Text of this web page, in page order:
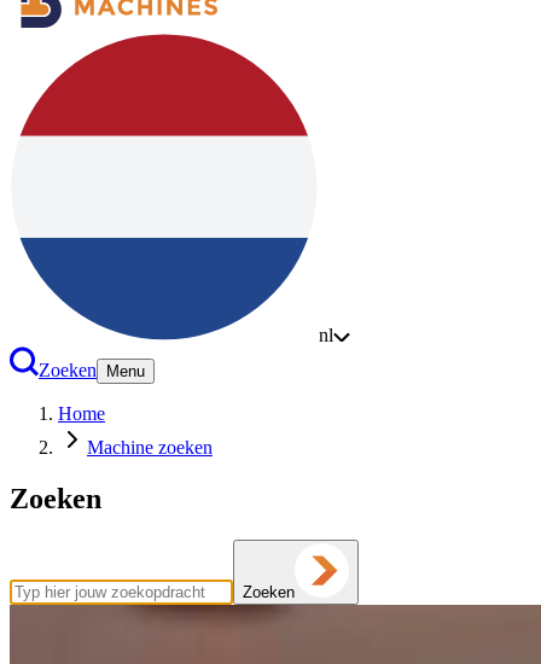
nl
Zoeken
Menu
Home
Machine zoeken
Zoeken
Zoeken